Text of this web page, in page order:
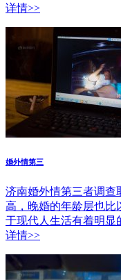
详情>>
婚外情第三
济南婚外情第三者调查
高，晚婚的年龄层也比
于现代人生活有着明显
详情>>